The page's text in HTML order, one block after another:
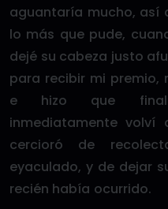
aguantaría mucho, así
lo más que pude,
dejé su cabeza justo
para recibir mi premio,
e hizo que
inmediatamente
cercioró de
eyaculado, y de dejar
recién había ocurrido.